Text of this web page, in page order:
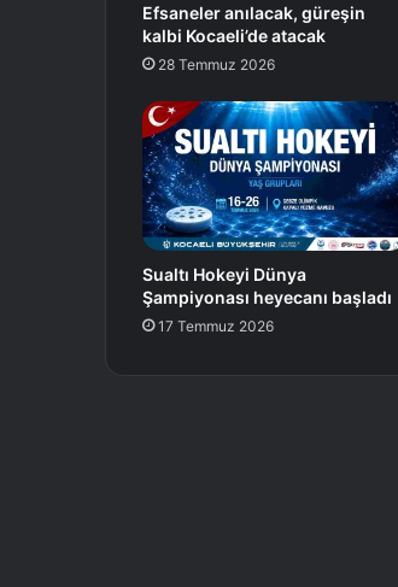
Efsaneler anılacak, güreşin
kalbi Kocaeli’de atacak
28 Temmuz 2026
Sualtı Hokeyi Dünya
Şampiyonası heyecanı başladı
17 Temmuz 2026